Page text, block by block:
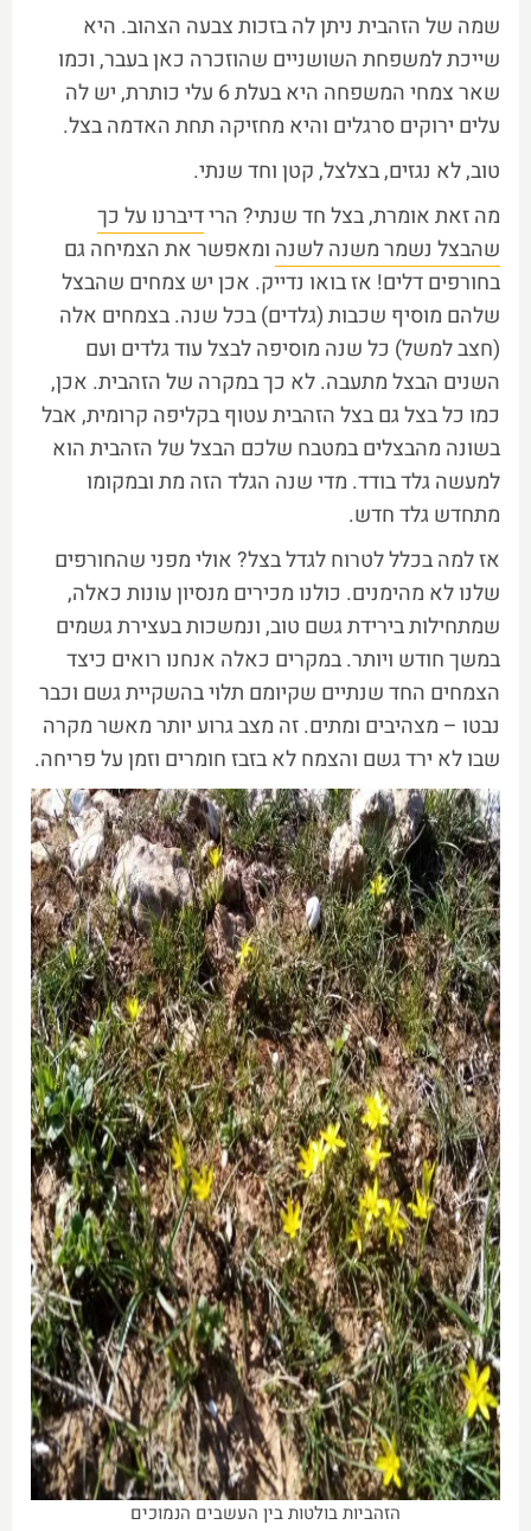
שמה של הזהבית ניתן לה בזכות צבעה הצהוב. היא
שייכת למשפחת השושניים שהוזכרה כאן בעבר, וכמו
שאר צמחי המשפחה היא בעלת 6 עלי כותרת, יש לה
עלים ירוקים סרגלים והיא מחזיקה תחת האדמה בצל.
טוב, לא נגזים, בצלצל, קטן וחד שנתי.
מה זאת אומרת, בצל חד שנתי? הרידיברנו על כך
שהבצל נשמר משנה לשנה ומאפשר את הצמיחה גם
בחורפים דלים! אז בואו נדייק. אכן יש צמחים שהבצל
שלהם מוסיף שכבות (גלדים) בכל שנה. בצמחים אלה
(חצב למשל) כל שנה מוסיפה לבצל עוד גלדים ועם
השנים הבצל מתעבה. לא כך במקרה של הזהבית. אכן,
כמו כל בצל גם בצל הזהבית עטוף בקליפה קרומית, אבל
בשונה מהבצלים במטבח שלכם הבצל של הזהבית הוא
למעשה גלד בודד. מדי שנה הגלד הזה מת ובמקומו
מתחדש גלד חדש.
אז למה בכלל לטרוח לגדל בצל? אולי מפני שהחורפים
שלנו לא מהימנים. כולנו מכירים מנסיון עונות כאלה,
שמתחילות בירידת גשם טוב, ונמשכות בעצירת גשמים
במשך חודש ויותר. במקרים כאלה אנחנו רואים כיצד
הצמחים החד שנתיים שקיומם תלוי בהשקיית גשם וכבר
נבטו – מצהיבים ומתים. זה מצב גרוע יותר מאשר מקרה
שבו לא ירד גשם והצמח לא בזבז חומרים וזמן על פריחה.
הזהביות בולטות בין העשבים הנמוכים